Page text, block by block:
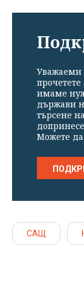
Уважаеми
имаме
държави
търсене
Можете да
САЩ